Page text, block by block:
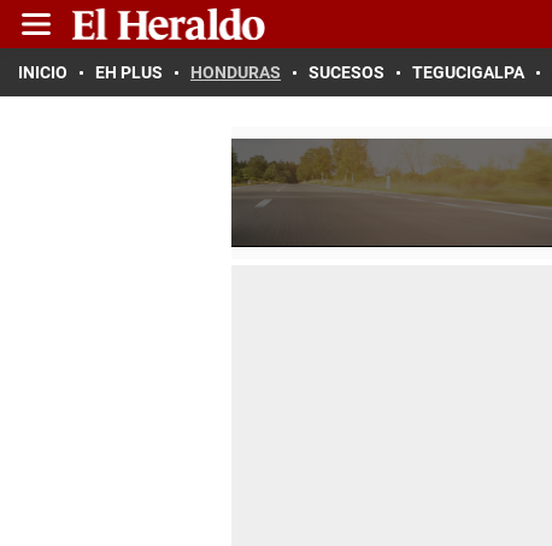
INICIO EH PLUS HONDURAS SUCESOS TEGUCIGALPA